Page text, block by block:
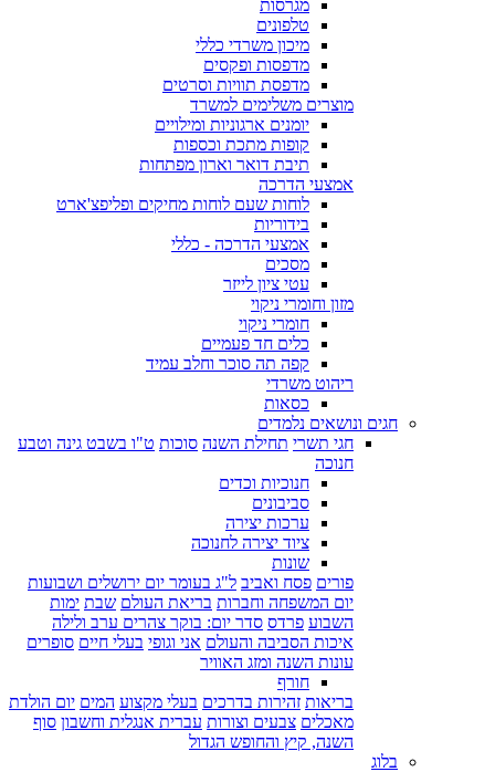
מגרסות
טלפונים
מיכון משרדי כללי
מדפסות ופקסים
מדפסת תוויות וסרטים
מוצרים משלימים למשרד
יומנים ארגוניות ומילויים
קופות מתכת וכספות
תיבת דואר וארון מפתחות
אמצעי הדרכה
לוחות שעם לוחות מחיקים ופליפצ'ארט
בידוריות
אמצעי הדרכה - כללי
מסכים
עטי ציון לייזר
מזון וחומרי ניקוי
חומרי ניקוי
כלים חד פעמיים
קפה תה סוכר וחלב עמיד
ריהוט משרדי
כסאות
חגים ונושאים נלמדים
חגי תשרי תחילת השנה סוכות ט"ו בשבט גינה וטבע
חנוכה
חנוכיות וכדים
סביבונים
ערכות יצירה
ציוד יצירה לחנוכה
שונות
פורים פסח ואביב ל"ג בעומר יום ירושלים ושבועות
יום המשפחה וחברות בריאת העולם שבת ימות
השבוע פרדס סדר יום: בוקר צהרים ערב ולילה
איכות הסביבה והעולם אני וגופי בעלי חיים סופרים
עונות השנה ומזג האוויר
חורף
בריאות זהירות בדרכים בעלי מקצוע המים יום הולדת
מאכלים צבעים וצורות עברית אנגלית וחשבון סוף
השנה, קיץ והחופש הגדול
בלוג